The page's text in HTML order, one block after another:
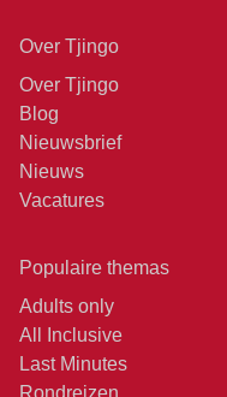
Over Tjingo
Over Tjingo
Blog
Nieuwsbrief
Nieuws
Vacatures
Populaire themas
Adults only
All Inclusive
Last Minutes
Rondreizen